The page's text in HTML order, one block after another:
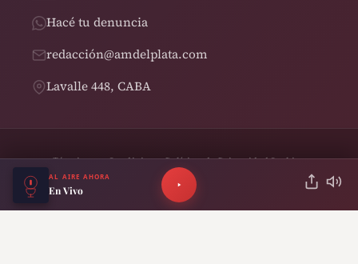
Hacé tu denuncia
redacción@amdelplata.com
Lavalle 448, CABA
Términos y CondicionesPolítica de PrivacidadCookies
© 2026 AM del Plata 1030 | Design by
AL AIRE AHORA
En Vivo